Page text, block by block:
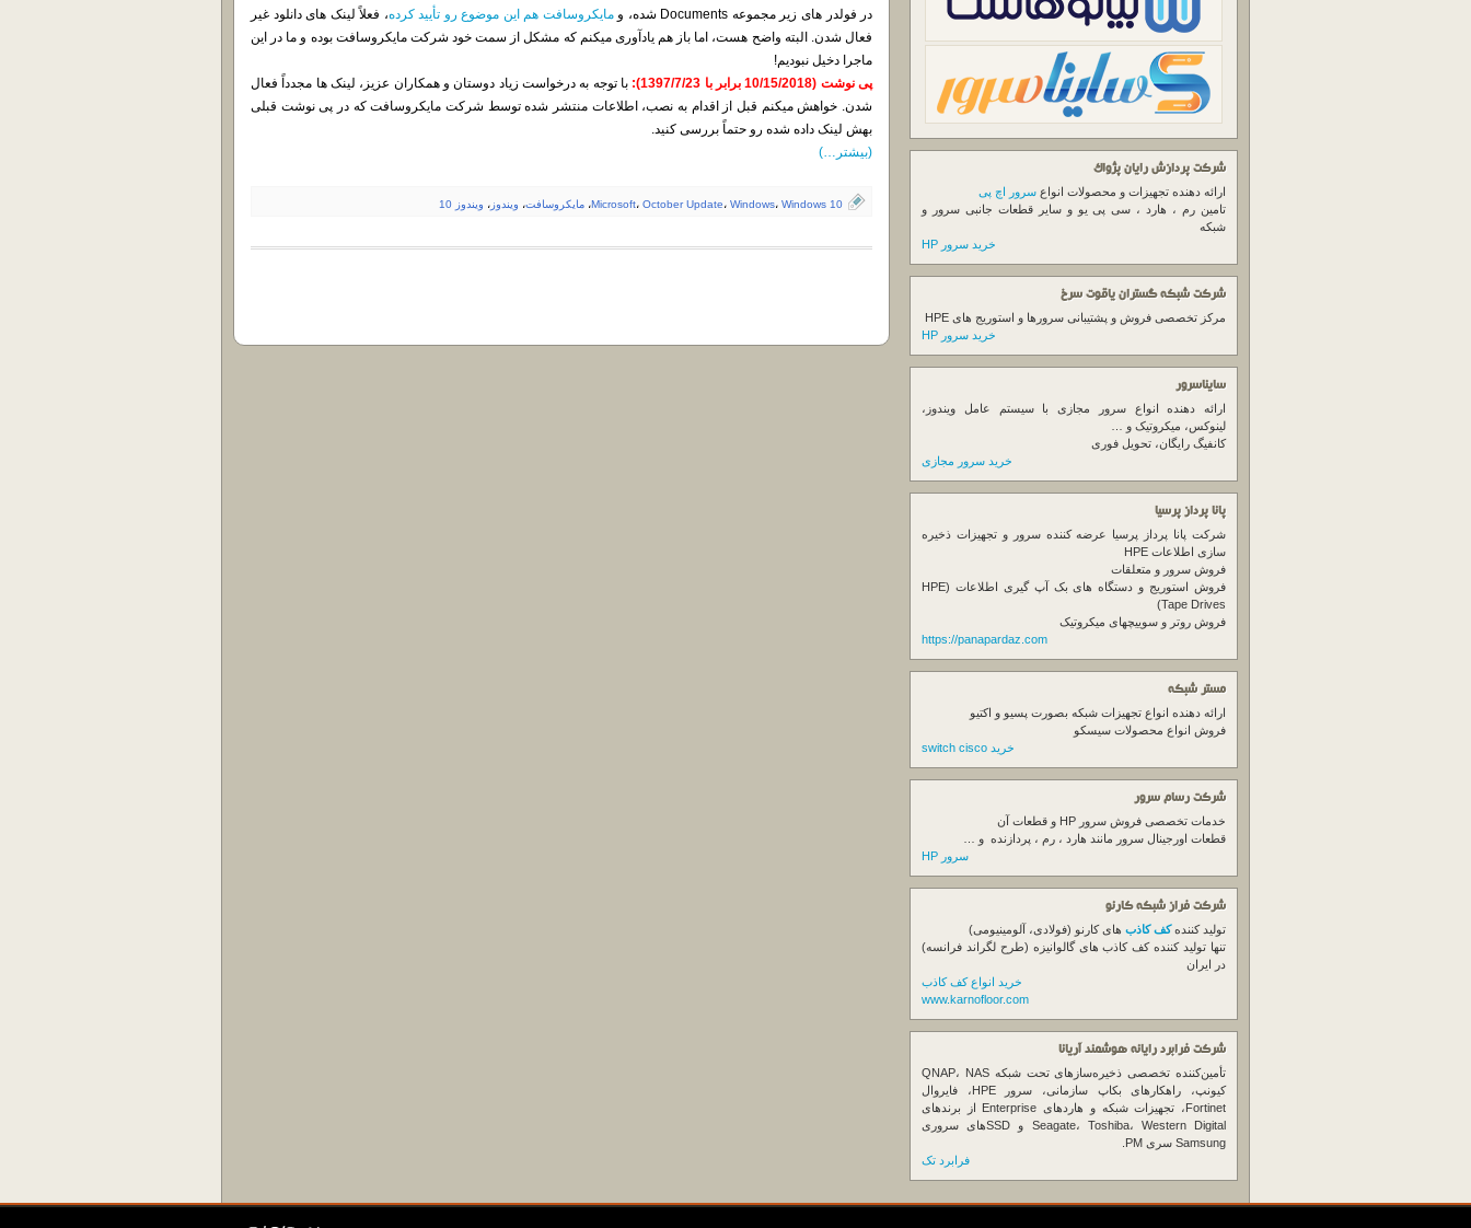
شرکت پردازش رایان پژواک
ارائه دهنده تجهیزات و محصولات انواع سرور اچ پی
تامین رم ، هارد ، سی پی یو و سایر قطعات جانبی سرور و
شبکه
خرید سرور HP
شرکت شبکه گستران یاقوت سرخ
مرکز تخصصی فروش و پشتیبانی سرورها و استوریج های HPE
خرید سرور HP
سایناسرور
ارائه دهنده انواع سرور مجازی با سیستم عامل ویندوز،
لینوکس، میکروتیک و …
کانفیگ رایگان، تحویل فوری
خرید سرور مجازی
پانا پرداز پرسیا
شرکت پانا پرداز پرسیا عرضه کننده سرور و تجهیزات ذخیره
سازی اطلاعات HPE
فروش سرور و متعلقات
فروش استوریج و دستگاه های بک آپ گیری اطلاعات (HPE
Tape Drives)
فروش روتر و سوییچهای میکروتیک
https://panapardaz.com
مستر شبکه
ارائه دهنده انواع تجهیزات شبکه بصورت پسیو و اکتیو
فروش انواع محصولات سیسکو
خرید switch cisco
شرکت رسام سرور
خدمات تخصصی فروش سرور
قطعات اورجینال سرور مانند هارد ، رم ، پردازنده و …
سرور HP
شرکت فراز شبکه کارنو
تولید کنندهکف کاذب های کارنو (فولادی، آلومینیومی)
تنها تولید کننده کف کاذب های گالوانیزه (طرح لگراند فرانسه)
در ایران
خرید انواع کف کاذب
www.karnofloor.com
شرکت فرابرد رایانه هوشمند آریانا
تأمین‌کننده تخصصی ذخیره‌سازهای تحت شبکه QNAP، NAS
کیونپ، راهکارهای بکاپ سازمانی، سرور HPE، فایروال
Fortinet، تجهیزات شبکه و هاردهای Enterprise از برندهای
Seagate، Toshiba، Western Digital و SSDهای سروری
Samsung سری PM.
فرابرد تک
در فولدر های زیر مجموعه Documents شده، و
مایکروسافت هم این موضوع رو تأیید کرده، فعلاً لینک های دانلود غیر
فعال شدن. البته واضح هست، اما باز هم یادآوری میکنم که مشکل از سمت خود شرکت مایکروسافت بوده و ما در این
ماجرا دخیل نبودیم!
پی نوشت (10/15/2018 برابر با 1397/7/23):
با توجه به درخواست زیاد دوستان و همکاران عزیز، لینک ها مجدداً فعال
شدن. خواهش میکنم قبل از اقدام به نصب، اطلاعات منتشر شده توسط شرکت مایکروسافت که در پی نوشت قبلی
بهش لینک داده شده رو حتماً بررسی کنید.
(بیشتر…)
Microsoft، October Update، Windows، Windows 10 ، مایکروسافت، ویندوز ، ویندوز 10